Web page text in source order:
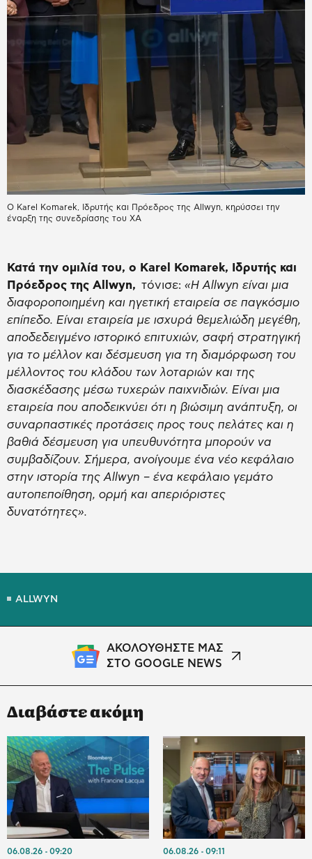
Ο Karel Komarek, Ιδρυτής και Πρόεδρος της Allwyn, κηρύσσει την
έναρξη της συνεδρίασης του ΧΑ
Κατά την ομιλία του, ο Karel Komarek, Ιδρυτής και
Πρόεδρος της Allwyn, τόνισε: «Η Allwyn είναι μια
διαφοροποιημένη και ηγετική εταιρεία σε παγκόσμιο
επίπεδο. Είναι εταιρεία με ισχυρά θεμελιώδη μεγέθη,
αποδεδειγμένο ιστορικό επιτυχιών, σαφή στρατηγική
για το μέλλον και δέσμευση για τη διαμόρφωση του
μέλλοντος του κλάδου των λοταριών και της
διασκέδασης μέσω τυχερών παιχνιδιών. Είναι μια
εταιρεία που αποδεικνύει ότι η βιώσιμη ανάπτυξη, οι
συναρπαστικές προτάσεις προς τους πελάτες και η
βαθιά δέσμευση για υπευθυνότητα μπορούν να
συμβαδίζουν. Σήμερα, ανοίγουμε ένα νέο κεφάλαιο
στην ιστορία της Allwyn – ένα κεφάλαιο γεμάτο
αυτοπεποίθηση, ορμή και απεριόριστες
δυνατότητες».
ALLWYN
ΑΚΟΛΟΥΘΗΣΤΕ ΜΑΣ
ΣΤΟ GOOGLE NEWS
Διαβάστε ακόμη
06.08.26 09:20 06.08.26 09:11